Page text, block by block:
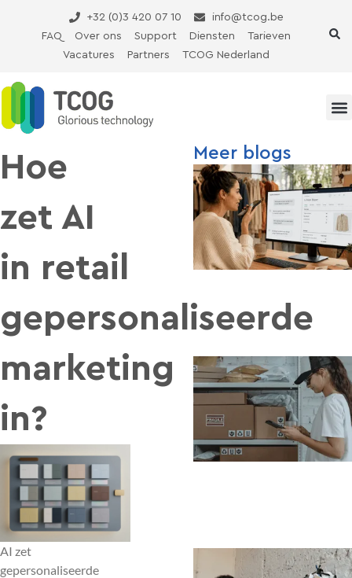
+32 (0)3 420 07 10
info@tcog.be
FAQ
Over ons Support Diensten
Tarieven
Vacatures
Partners TCOG Nederland
Hoe
zet AI
in retail
gepersonaliseerde
marketing
in?
AI zet
gepersonaliseerde
Meer blogs